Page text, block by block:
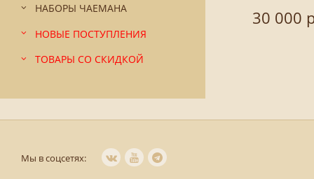
НАБОРЫ ЧАЕМАНА
НОВЫЕ ПОСТУПЛЕНИЯ
ТОВАРЫ СО СКИДКОЙ
30 000
Мы в соцсетях: